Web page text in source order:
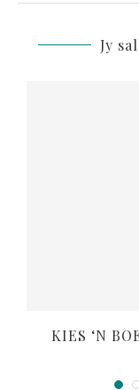
Jy
KIES ‘N